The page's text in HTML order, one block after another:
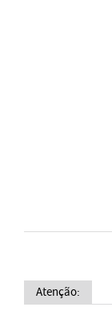
Atenção: